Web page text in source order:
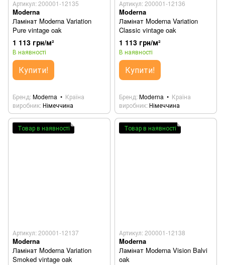
Артикул: 200001-12135
Moderna
Ламінат Moderna Variation
Pure vintage oak
1 113 грн/м²
В наявності
Купити!
Бренд Moderna
Країна
виробник Німеччина
Артикул: 200001-12136
Moderna
Ламінат Moderna Variation
Classic vintage oak
1 113 грн/м²
В наявності
Купити!
Бренд Moderna
Країна
виробник Німеччина
Товар в наявності
Артикул: 200001-12137
Moderna
Ламінат Moderna Variation
Smoked vintage oak
Товар в наявності
Артикул: 200001-12138
Moderna
Ламінат Moderna Vision Balvi
oak